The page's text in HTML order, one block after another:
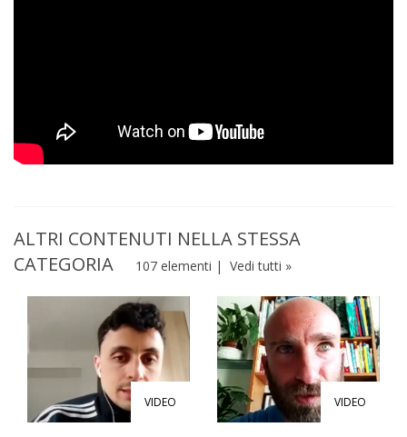
ALTRI CONTENUTI NELLA STESSA
CATEGORIA
107 elementi | Vedi tutti »
VIDEO VIDEO